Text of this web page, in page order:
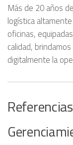
Más de 20 años
logística
oficinas,
calidad,
digitalmente la
Referencias